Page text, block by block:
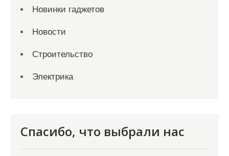
Новинки гаджетов
Новости
Строительство
Электрика
Спасибо, что выбрали нас